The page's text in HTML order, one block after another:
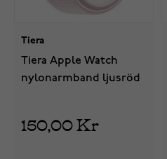
Tiera
Tiera Apple Watch
nylonarmband ljusröd
150,00 Kr